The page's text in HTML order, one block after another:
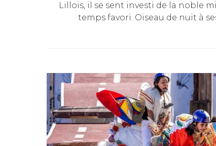
Lillois, il se sent investi de la noble
temps favori. Oiseau de nuit à